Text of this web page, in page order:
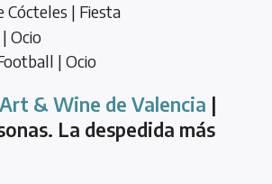
Cócteles | Fiesta
Ocio
| Ocio
& Wine de Valencia |
La despedida más